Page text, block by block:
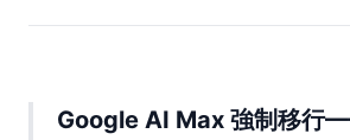
Google AI Max 強制移行